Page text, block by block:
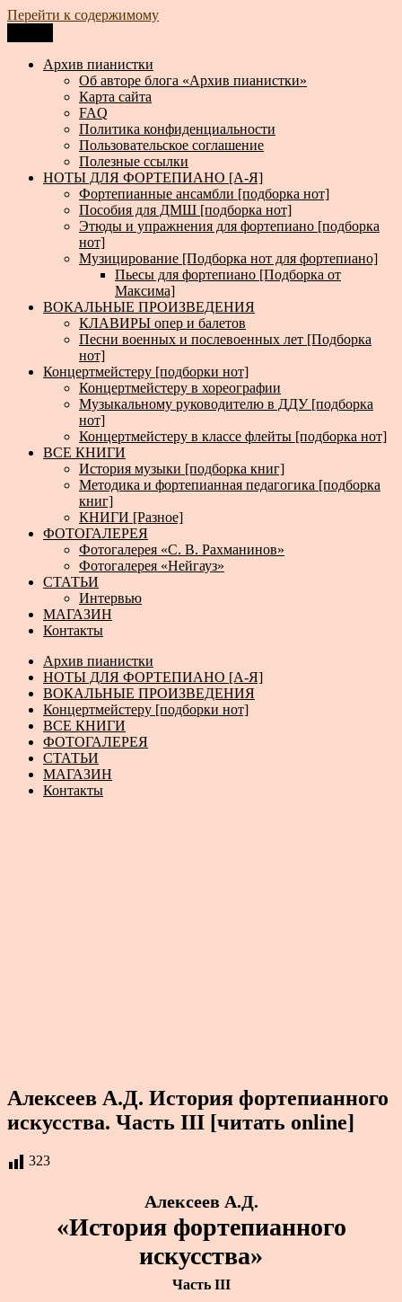
Перейти к содержимому
Архив пианистки
Всё для пианистов: ноты, книги, музыка, статьи…
Архив пианистки
Об авторе блога «Архив пианистки»
Карта сайта
FAQ
Политика конфиденциальности
Пользовательское соглашение
Полезные ссылки
НОТЫ ДЛЯ ФОРТЕПИАНО [А-Я]
Фортепианные ансамбли [подборка нот]
Пособия для ДМШ [подборка нот]
Этюды и упражнения для фортепиано [подборка
нот]
Музицирование [Подборка нот для фортепиано]
Пьесы для фортепиано [Подборка от
Максима]
ВОКАЛЬНЫЕ ПРОИЗВЕДЕНИЯ
КЛАВИРЫ опер и балетов
Песни военных и послевоенных лет [Подборка
нот]
Концертмейстеру [подборки нот]
Концертмейстеру в хореографии
Музыкальному руководителю в ДДУ [подборка
нот]
Концертмейстеру в классе флейты [подборка нот]
ВСЕ КНИГИ
История музыки [подборка книг]
Методика и фортепианная педагогика [подборка
книг]
КНИГИ [Разное]
ФОТОГАЛЕРЕЯ
Фотогалерея «С. В. Рахманинов»
Фотогалерея «Нейгауз»
СТАТЬИ
Интервью
МАГАЗИН
Контакты
Архив пианистки
НОТЫ ДЛЯ ФОРТЕПИАНО [А-Я]
ВОКАЛЬНЫЕ ПРОИЗВЕДЕНИЯ
Концертмейстеру [подборки нот]
ВСЕ КНИГИ
ФОТОГАЛЕРЕЯ
СТАТЬИ
МАГАЗИН
Контакты
Алексеев А.Д. История фортепианного
искусства. Часть III [читать online]
323
Алексеев А.Д.
«История фортепианного
искусства»
Часть III